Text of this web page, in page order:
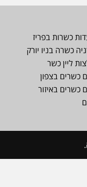
כשרות בפריז
כשרה בניו יורק
ליין כשר
כשרים בצפון
כשרים באיזור